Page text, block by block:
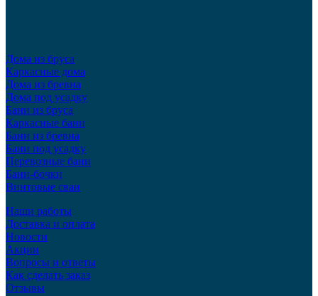
Дома из бруса
Каркасные дома
Дома из бревна
Дома под усадку
Бани из бруса
Каркасные бани
Бани из бревна
Бани под усадку
Перевозные бани
Бани-бочки
Винтовые сваи
Наши работы
Доставка и оплата
Новости
Акции
Вопросы и ответы
Как сделать заказ
Отзывы